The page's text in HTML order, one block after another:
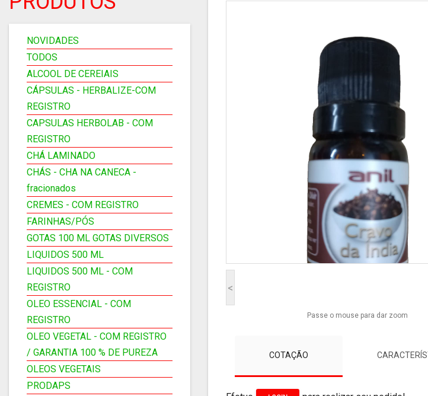
NOVIDADES
TODOS
ALCOOL DE CEREIAIS
CÁPSULAS - HERBALIZE-COM
REGISTRO
CAPSULAS HERBOLAB - COM
REGISTRO
CHÁ LAMINADO
CHÁS - CHA NA CANECA -
fracionados
CREMES - COM REGISTRO
FARINHAS/PÓS
GOTAS 100 ML GOTAS DIVERSOS
LIQUIDOS 500 ML
LIQUIDOS 500 ML - COM
REGISTRO
OLEO ESSENCIAL - COM
REGISTRO
OLEO VEGETAL - COM REGISTRO
/ GARANTIA 100 % DE PUREZA
OLEOS VEGETAIS
PRODAPS
<
Passe o mouse para dar zoom
COTAÇÃO